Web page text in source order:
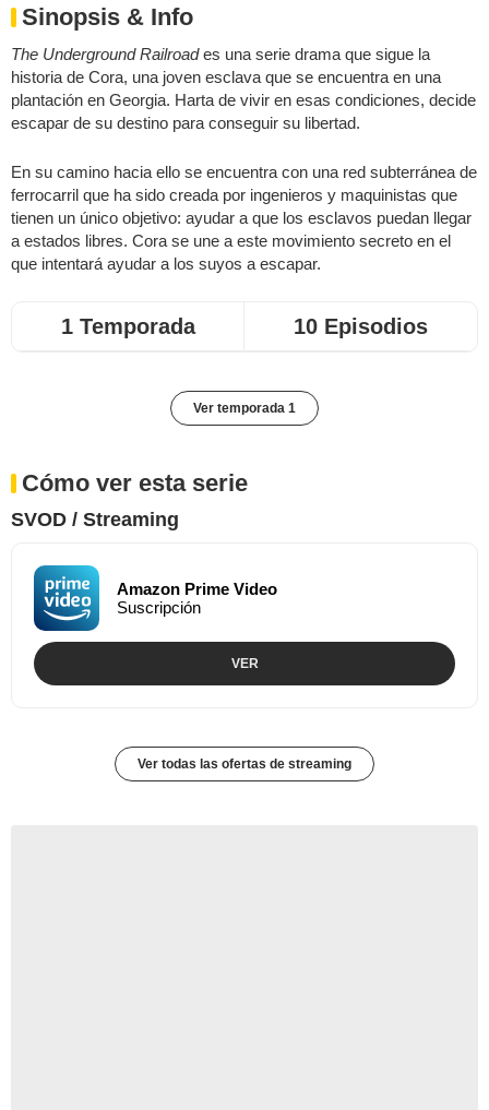
Sinopsis & Info
The Underground Railroades una serie drama que sigue la
historia de Cora, una joven esclava que se encuentra en una
plantación en Georgia. Harta de vivir en esas condiciones, decide
escapar de su destino para conseguir su libertad.
En su camino hacia ello se encuentra con una red subterránea de
ferrocarril que ha sido creada por ingenieros y maquinistas que
tienen un único objetivo: ayudar a que los esclavos puedan llegar
a estados libres. Cora se une a este movimiento secreto en el
que intentará ayudar a los suyos a escapar.
1 Temporada 10 Episodios
Ver temporada 1
Cómo ver esta serie
SVOD / Streaming
Amazon Prime Video
Suscripción
VER
Ver todas las ofertas de streaming